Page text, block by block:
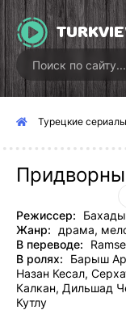
Турецкие сериалы
Режиссер:
Жанр:
драма,
В переводе:
В ролях:
Барыш
Назан Кесал,
Калкан, Дильшад
Кутлу